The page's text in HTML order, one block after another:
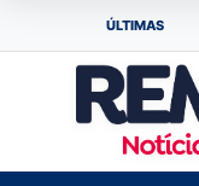
ÚLTIMAS